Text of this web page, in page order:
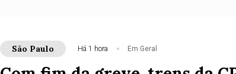
São Paulo Há 1 hora Em Geral